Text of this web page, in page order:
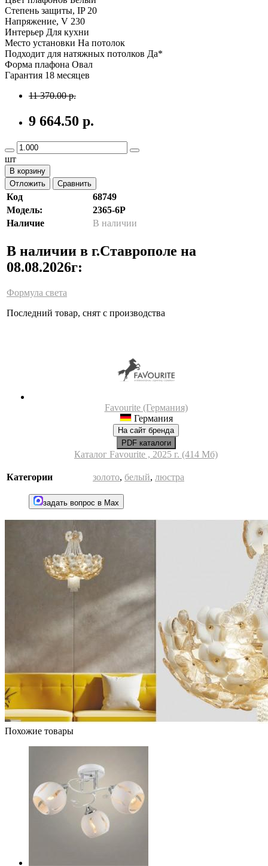
Степень защиты, IP 20
Напряжение, V 230
Интерьер Для кухни
Место установки На потолок
Подходит для натяжных потолков Да*
Форма плафона Овал
Гарантия 18 месяцев
11 370.00 р.
9 664.50 р.
шт
В корзину
Отложить
Сравнить
Код
68749
Модель:
2365-6P
Наличие
В наличии
В наличии в г.Ставрополе на
08.08.2026г:
Формула света
Последний товар, снят с производства
Favourite (Германия)
Германия
На сайт бренда
PDF каталоги
Каталог Favourite , 2025 г. (414 Мб)
Категории золото, белый, люстра
задать вопрос в Max
Похожие товары